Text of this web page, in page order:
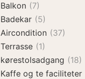
Balkon (7)
Badekar (5)
Aircondition (37)
Terrasse (1)
kørestolsadgang (18)
Kaffe og te faciliteter